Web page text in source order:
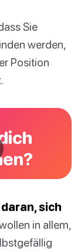
Sie
werden,
Position
sich
in allem,